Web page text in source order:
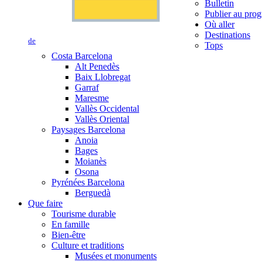
de
Bulletin
Publier au
Où aller
Destinations
Tops
Costa Barcelona
Alt Penedès
Baix Llobregat
Garraf
Maresme
Vallès Occidental
Vallès Oriental
Paysages Barcelona
Anoia
Bages
Moianès
Osona
Pyrénées Barcelona
Berguedà
Que faire
Tourisme durable
En famille
Bien-être
Culture et traditions
Musées et monuments